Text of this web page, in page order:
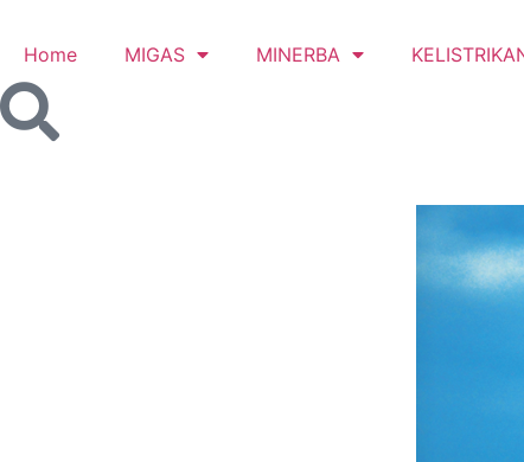
Home MIGAS MINERBA